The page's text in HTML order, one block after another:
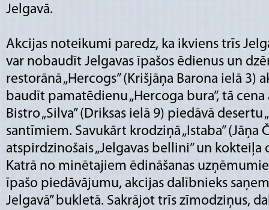
Jelgavā.
Akcijas noteikumi paredz, ka ikviens trīs
var nobaudīt Jelgavas īpašos ēdienus un
restorānā „Hercogs” (Krišjāņa Barona ielā
baudīt pamatēdienu „Hercoga bura”, tā
Bistro „Silva” (Driksas ielā 9) piedāvā desertu
santīmiem. Savukārt krodziņā „Istaba” (Jāņa
atspirdzinošais „Jelgavas bellini” un kokteiļa
Katrā no minētajiem ēdināšanas
īpašo piedāvājumu, akcijas dalībnieks
Jelgavā” bukletā. Sakrājot trīs zīmodziņus,